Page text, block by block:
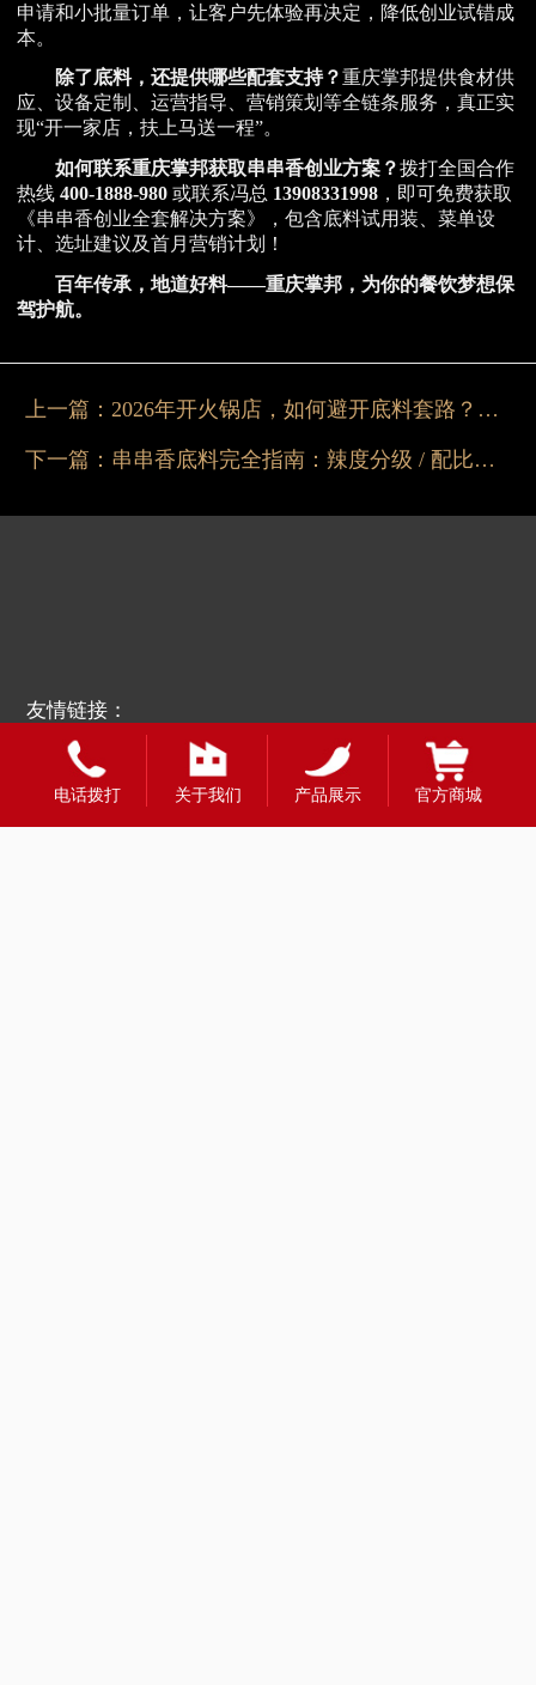
申请和小批量订单，让客户先体验再决定，降低创业试错成
本。
除了底料，还提供哪些配套支持？重庆掌邦提供食材供
应、设备定制、运营指导、营销策划等全链条服务，真正实
现“开一家店，扶上马送一程”。
如何联系重庆掌邦获取串串香创业方案？拨打全国合作
热线 400-1888-980 或联系冯总 13908331998 ，即可免费获取
《串串香创业全套解决方案》，包含底料试用装、菜单设
计、选址建议及首月营销计划！
百年传承，地道好料——重庆掌邦，为你的餐饮梦想保
驾护航。
上一篇： 2026年开火锅店，如何避开底料套路？认准重庆掌邦
下一篇： 串串香底料完全指南：辣度分级 / 配比 / 进货节奏全解析
友情链接：
电话拨打 关于我们 产品展示 官方商城